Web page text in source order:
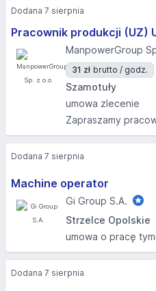
Pracownik produkcji (UZ)
ManpowerGroup
31 zł brutto / godz.
Szamotuły
umowa zlecenie
Zapraszamy
Dodana 7 sierpnia
Machine operator
Gi Group S.A.
Strzelce Opolskie
umowa o pracę
Dodana 7 sierpnia
Dodana 7 sierpnia